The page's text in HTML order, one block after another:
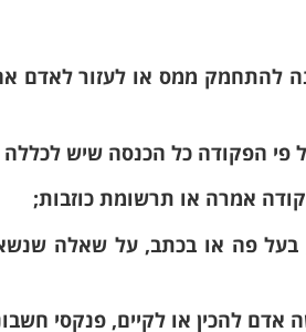
להתחמק ממס או לעזור לאדם
בעל פה או בכתב, על שאלה
2 שבועות ago
במקרה מאוד